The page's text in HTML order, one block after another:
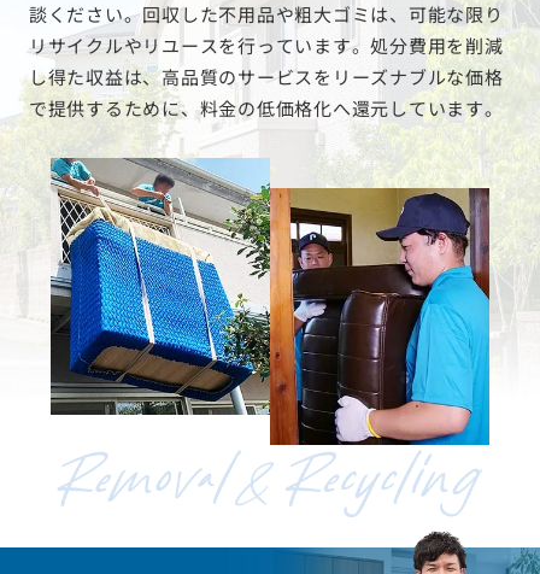
談ください。回収した不用品や粗大ゴミは、可能な限り
リサイクルやリユースを行っています。処分費用を削減
し得た収益は、高品質のサービスをリーズナブルな価格
で提供するために、料金の低価格化へ還元しています。